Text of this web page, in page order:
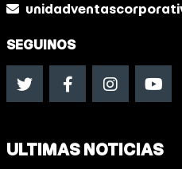
SEGUINOS
ULTIMAS NOTICIAS